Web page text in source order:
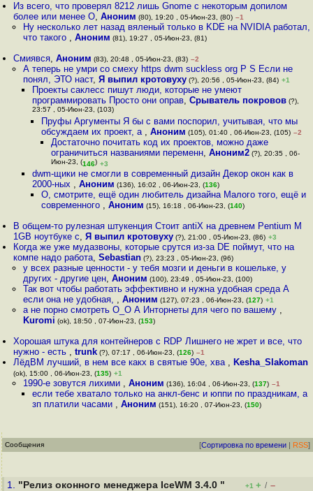
Из всего, что проверял 8212 лишь Gnome с некоторым допилом
более или менее О,Аноним (80), 19:20 , 05-Июн-23, (80) –1
Ну несколько лет назад вяленый только в KDE на NVIDIA работал,
что такого , Аноним (81), 19:27 , 05-Июн-23, (81)
Смиявся,Аноним (83), 20:48 , 05-Июн-23, (83) –2
А теперь не умри со смеху https dwm suckless org P S Если не
понял, ЭТО наст, Я выпил кротовуху(?), 20:56 , 05-Июн-23, (84) +1
Проекты саклесс пишут люди, которые не умеют
программировать Просто они оправ, Срыватель покровов(?),
23:57 , 05-Июн-23, (103)
Пруфы Аргументы Я бы с вами поспорил, учитывая, что мы
обсуждаем их проект, а ,Аноним (105), 01:40 , 06-Июн-23, (105) –2
Достаточно почитать код их проектов, можно даже
ограничиться названиями переменн, Аноним2(?), 20:35 , 06-
Июн-23, (146) +3
dwm-щики не смогли в современный дизайн Декор окон как в
2000-ных , Аноним (136), 16:02 , 06-Июн-23, (136)
О, смотрите, ещё один любитель дизайна Малого того, ещё и
современного ,Аноним (15), 16:18 , 06-Июн-23, (140)
В общем-то рулезная штукенция Стоит antiX на древнем Pentium M
1GB ноутбуке с,Я выпил кротовуху (?), 21:00 , 05-Июн-23, (86) +3
Когда же уже мудазвоны, которые срутся из-за DE поймут, что на
компе надо работа,Sebastian (?), 23:23 , 05-Июн-23, (96)
у всех разные ценности - у тебя мозги и деньги в кошельке, у
других - другие цен, Аноним (100), 23:49 , 05-Июн-23, (100)
Так вот чтобы работать эффективно и нужна удобная среда А
если она не удобная, , Аноним (127), 07:23 , 06-Июн-23, (127) +1
а не порно смотреть О_О А Инторнеты для чего по вашему ,
Kuromi (ok), 18:50 , 07-Июн-23, (153)
Хорошая штука для контейнеров с RDP Лишнего не жрет и все, что
нужно - есть ,trunk (?), 07:17 , 06-Июн-23, (126) –1
ЛёдВМ лучший, в нем все какх в святые 90е, хва , Kesha_Slakoman
(ok), 15:00 , 06-Июн-23, (135) +1
1990-е зовутся лихими , Аноним (136), 16:04 , 06-Июн-23, (137) –1
если тебе хватало только на анкл-бенс и юппи по праздникам, а
зп платили часами , Аноним (151), 16:20 , 07-Июн-23, (150)
Сообщения [Сортировка по времени | RSS]
1. "Релиз оконного менеджера IceWM 3.4.0 " +1 + / –